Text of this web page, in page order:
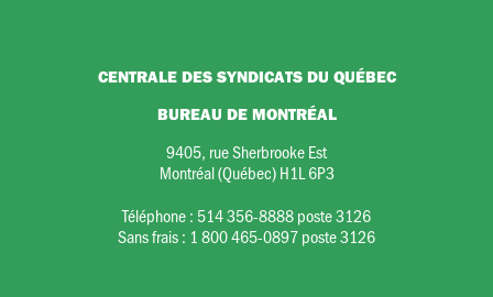
CENTRALE DES SYNDICATS DU QUÉBEC
BUREAU DE MONTRÉAL
9405, rue Sherbrooke Est
Montréal (Québec) H1L 6P3
Téléphone : 514 356-8888 poste 3126
Sans frais : 1 800 465-0897 poste 3126